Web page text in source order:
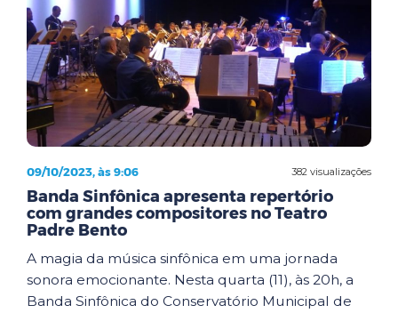
382 visualizações
09/10/2023, às 9:06
Banda Sinfônica apresenta repertório
com grandes compositores no Teatro
Padre Bento
A magia da música sinfônica em uma jornada
sonora emocionante. Nesta quarta (11), às 20h, a
Banda Sinfônica do Conservatório Municipal de